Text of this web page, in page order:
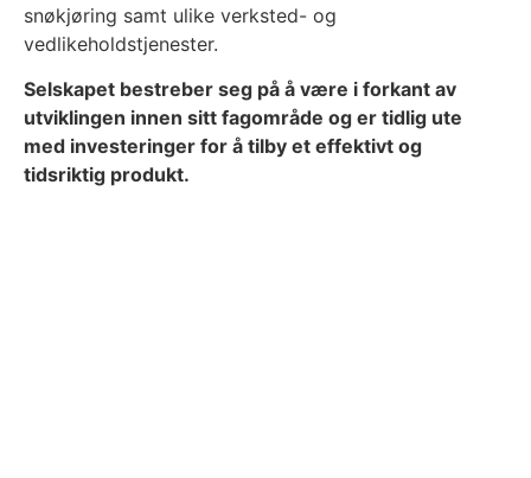
snøkjøring samt ulike verksted- og
vedlikeholdstjenester.
Selskapet bestreber seg på å være i forkant av
utviklingen innen sitt fagområde og er tidlig ute
med investeringer for å tilby et effektivt og
tidsriktig produkt.